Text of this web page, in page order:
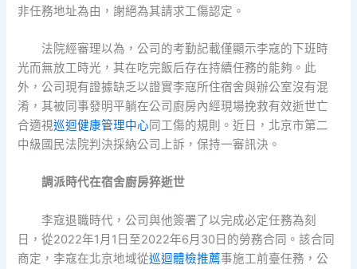
非任務地址為由，謝絕為其請求工傷認定。
法院經審理以為，公司的考勤記載僅顯示李寇的下班時
光而無放工時光，其在吃完飯后存在持續任務的能夠。此
外，公司現有證據缺乏以證實李寇所住宿舍與辦公室沒有混
淆，其被同事發明平躺在公司廚房內經現場挽救有效逝世亡
合適視巡迴健康管理中心同工傷的規則。近日，北京市第二
中級國民法院判決採納公司上訴，保持一審訊決。
調派時代在宿舍廚房猝逝世
李寇退職時代，公司與他簽署了以完成必定任務為刻
日，從2022年1月1日至2022年6月30日的勞務合同。該合同
商定，李寇在北京地域從巡迴體檢推薦事施工前臺任務，公